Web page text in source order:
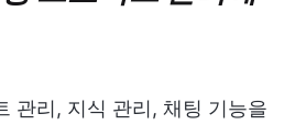
관리, 지식 관리, 채팅 기능을